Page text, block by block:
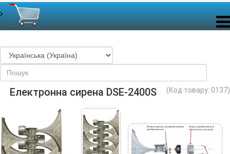
Електронна сирена DSE-2400S (Код товару: 0137)